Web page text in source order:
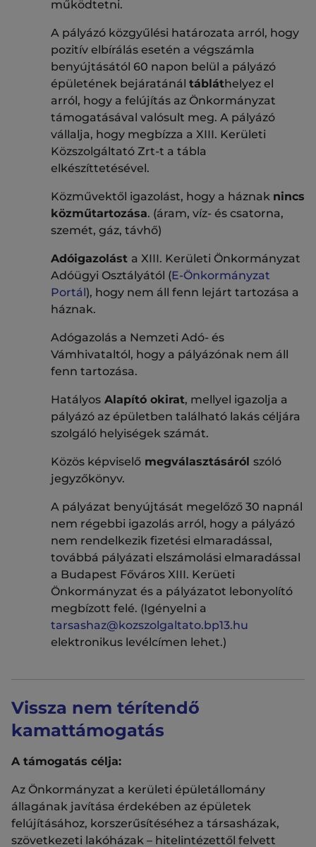
működtetni.
A pályázó közgyűlési határozata arról, hogy
pozitív elbírálás esetén a végszámla
benyújtásától 60 napon belül a pályázó
épületének bejáratánál tábláthelyez el
arról, hogy a felújítás az Önkormányzat
támogatásával valósult meg. A pályázó
vállalja, hogy megbízza a XIII. Kerületi
Közszolgáltató Zrt-t a tábla
elkészíttetésével.
Közművektől igazolást, hogy a háznak nincs
közműtartozása. (áram, víz- és csatorna,
szemét, gáz, távhő)
Adóigazolást a XIII. Kerületi Önkormányzat
Adóügyi Osztályától (E-Önkormányzat
Portál), hogy nem áll fenn lejárt tartozása a
háznak.
Adógazolás a Nemzeti Adó- és
Vámhivataltól, hogy a pályázónak nem áll
fenn tartozása.
Hatályos Alapító okirat, mellyel igazolja a
pályázó az épületben található lakás céljára
szolgáló helyiségek számát.
Közös képviselő megválasztásáról szóló
jegyzőkönyv.
A pályázat benyújtását megelőző 30 napnál
nem régebbi igazolás arról, hogy a pályázó
nem rendelkezik fizetési elmaradással,
továbbá pályázati elszámolási elmaradással
a Budapest Főváros XIII. Kerüeti
Önkormányzat és a pályázatot lebonyolító
megbízott felé. (Igényelni a
tarsashaz@kozszolgaltato.bp13.hu
elektronikus levélcímen lehet.)
Vissza nem térítendő
kamattámogatás
A támogatás célja:
Az Önkormányzat a kerületi épületállomány
állagának javítása érdekében az épületek
felújításához, korszerűsítéséhez a társasházak,
szövetkezeti lakóházak – hitelintézettől felvett